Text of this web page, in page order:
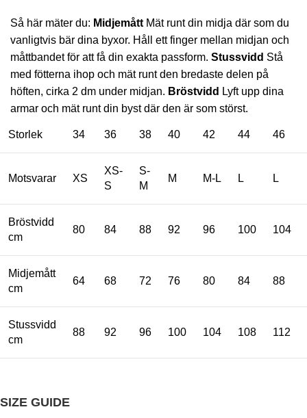
Så här mäter du: Midjemått Mät runt din midja där som du
vanligtvis bär dina byxor. Håll ett finger mellan midjan och
måttbandet för att få din exakta passform. Stussvidd Stå
med fötterna ihop och mät runt den bredaste delen på
höften, cirka 2 dm under midjan. Bröstvidd Lyft upp dina
armar och mät runt din byst där den är som störst.
Storlek 34 36 38 40 42 44 46
Motsvarar XS
XS-
S
S-
M
M M-L L L
Bröstvidd
cm
80 84 88 92 96 100 104
Midjemått
cm
64 68 72 76 80 84 88
Stussvidd
cm
88 92 96 100 104 108 112
SIZE GUIDE